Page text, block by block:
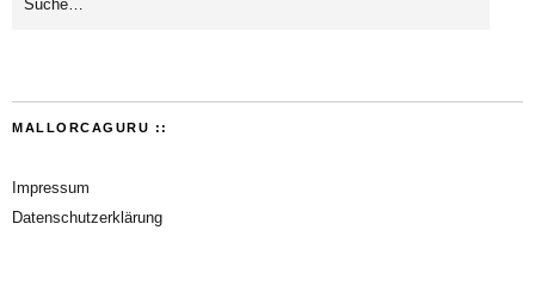
MALLORCAGURU ::
Impressum
Datenschutzerklärung